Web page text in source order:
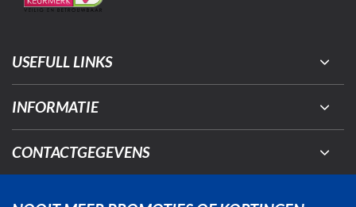
USEFULL LINKS
INFORMATIE
CONTACTGEGEVENS